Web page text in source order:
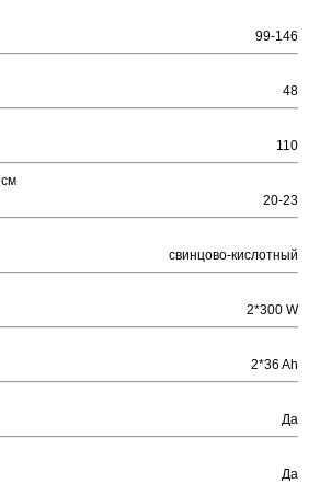
99-146
48
110
20-23
свинцово-кислотный
2*300 W
2*36 Ah
Да
Да